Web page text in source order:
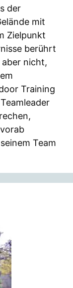
der
mit
Zielpunkt
berührt
nicht,
Training
Team